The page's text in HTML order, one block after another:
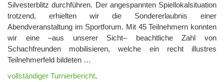
Silvesterblitz durchführen. Der angespannten Spiellokalsituation
trotzend, erhielten wir die Sondererlaubnis einer
Abendveranstaltung im Sportforum. Mit 45 Teilnehmern konnten
wir eine –aus unserer Sicht– beachtliche Zahl von
Schachfreunden mobilisieren, welche ein recht illustres
Teilnehmerfeld bildeten …
vollständiger Turnierbericht.